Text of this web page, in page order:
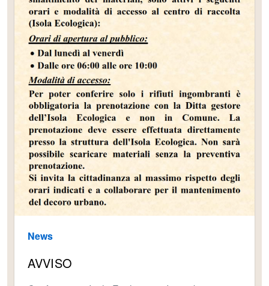
News
AVVISO